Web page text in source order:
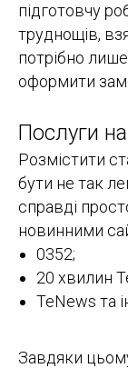
підготовчу
труднощів,
потрібно
оформити
Послуги
Розмістити
бути не так
справді
новинними
0352;
20 хвилин
TeNews та
Завдяки